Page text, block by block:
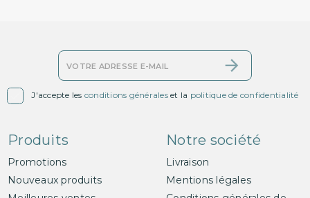
J'accepte les conditions généraleset la politique de confidentialité
Produits
Promotions
Nouveaux produits
Notre société
Livraison
Mentions légales